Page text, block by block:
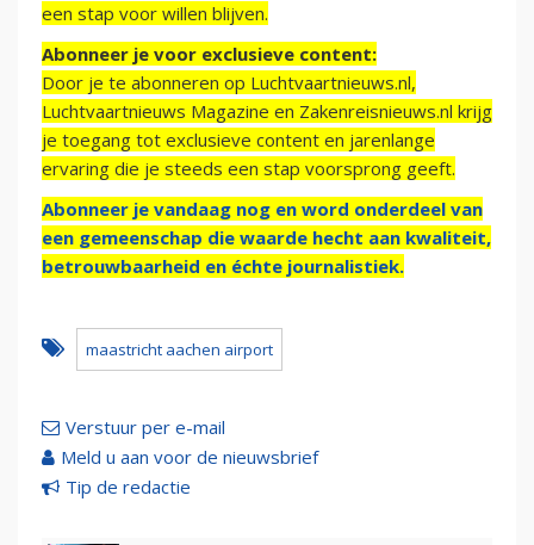
een stap voor willen blijven.
Abonneer je voor exclusieve content:
Door je te abonneren op Luchtvaartnieuws.nl,
Luchtvaartnieuws Magazine en Zakenreisnieuws.nl krijg
je toegang tot exclusieve content en jarenlange
ervaring die je steeds een stap voorsprong geeft.
Abonneer je vandaag nog en word onderdeel van
een gemeenschap die waarde hecht aan kwaliteit,
betrouwbaarheid en échte journalistiek.
maastricht aachen airport
Verstuur per e-mail
Meld u aan voor de nieuwsbrief
Tip de redactie